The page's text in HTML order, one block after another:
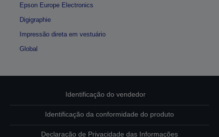
Epson Europe Electronics
Digigraphie
Impressão direta em vestuário
Global
Identificação do vendedor
Identificação da conformidade do produto
Declaração de Privacidade das Informações